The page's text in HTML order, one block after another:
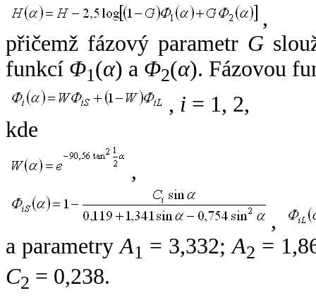
,
přičemž fázový parametr G
funkcí Φ1(α) a Φ2(α). Fázovou
, i = 1, 2,
kde
,
,
a parametryA1 = 3,332;A2 =
C2 = 0,238.